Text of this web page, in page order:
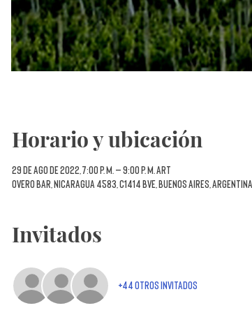
Horario y ubicación
29 de ago de 2022, 7:00 p. m. – 9:00 p. m. ART
Overo Bar, Nicaragua 4583, C1414 BVE, Buenos Aires, Argentina
Invitados
+44 otros invitados